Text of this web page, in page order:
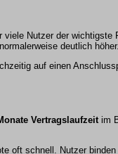
viele Nutzer der wichtigste
deutlich
auf einen
Vertragslaufzeitim
oft schnell. Nutzer